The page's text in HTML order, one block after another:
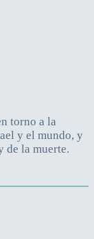
torno a la
y el mundo, y
de la muerte.